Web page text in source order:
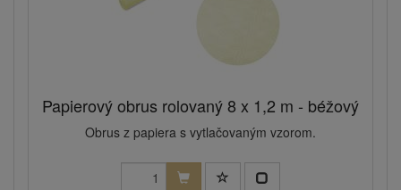
Papierový obrus rolovaný 8 x 1,2 m - béžový
Obrus z papiera s vytlačovaným vzorom.